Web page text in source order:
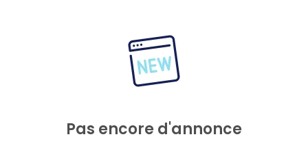
Pas encore d'annonce